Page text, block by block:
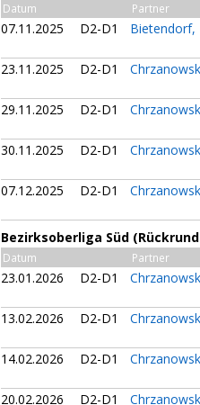
Datum Partner
07.11.2025 D2-D1
23.11.2025 D2-D1
29.11.2025 D2-D1
30.11.2025 D2-D1
07.12.2025 D2-D1
Bezirksoberliga Süd
Datum Partner
23.01.2026 D2-D1
13.02.2026 D2-D1
14.02.2026 D2-D1
20.02.2026 D2-D1